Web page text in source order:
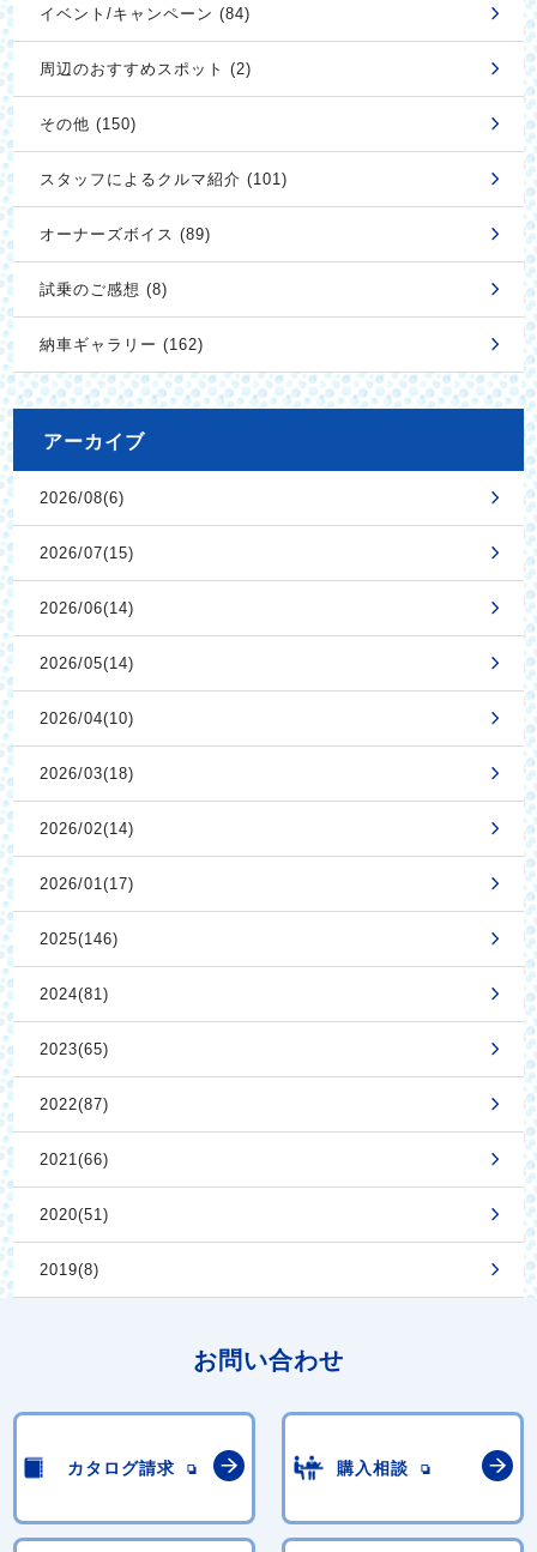
イベント/キャンペーン (84)
周辺のおすすめスポット (2)
その他 (150)
スタッフによるクルマ紹介 (101)
オーナーズボイス (89)
試乗のご感想 (8)
納車ギャラリー (162)
アーカイブ
2026/08(6)
2026/07(15)
2026/06(14)
2026/05(14)
2026/04(10)
2026/03(18)
2026/02(14)
2026/01(17)
2025(146)
2024(81)
2023(65)
2022(87)
2021(66)
2020(51)
2019(8)
お問い合わせ
カタログ請求 購入相談